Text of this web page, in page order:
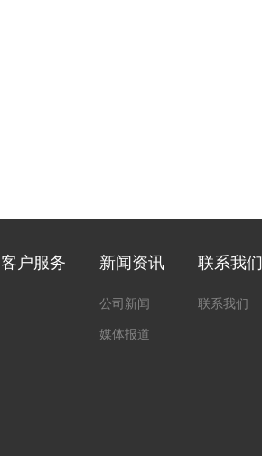
客户服务 新闻资讯
公司新闻
媒体报道
联系我们
联系我们